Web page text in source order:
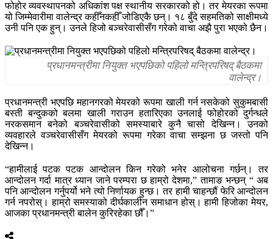
फोहोर व्यवस्थापनको अधिकांश पक्ष स्थानीय सरकारको हो। तर मेयरका रूपमा
यो जिम्मेवारीमा वालेन्द्र कहीँनकहीँ जोडिएकै छन्। १८ बुँदे सहमतिको साक्षीमध्ये
उनी पनि एक हुन्। उनले हिजो बञ्चरेवासीसँग गरेको वाचा अझै पुरा भएको छैन।
प्रधानमन्त्रीमा नियुक्त भएपछिको पहिलो मन्त्रिपरिषद् बैठकमा
वालेन्द्र।
प्रधानमन्त्री भएपछि महानगरको मेयरको रूपमा खाली गर्न नसकेको सुकुमबासी
बस्ती बन्दुकको बलमा खाली गराउन हतारिएका उनलाई फोहोरको दुर्गन्धले
नरकसमान बनेको बञ्चरेवासीको समस्याबारे कुनै चासो देखिन्न। उनको
व्यवहारले वञ्चरेवासीसँग मेयरको रूपमा गरेका वाचा सम्झना छ जस्तो पनि
देखिन्न।
“हामीलाई पटक पटक आन्दोलन किन गरेको भनेर आलोचना गर्छन्। तर
आन्दोलन गर्दा मात्र ध्यान जाने परम्परा छ हाम्रो देशमा,” तामाङ भन्छन् “ अब
पनि आन्दोलन गर्नुपर्यो भने त्यो निर्णायक हुन्छ। तर हामी चाहन्छौं फेरि आन्दोलन
गर्न नपरोस्। हाम्रो समस्याको दीर्घकालीन समाधान होस्। हामी हिजोका मेयर,
आजका प्रधानमन्त्री बालेन कुरिरहेका छौँ।”